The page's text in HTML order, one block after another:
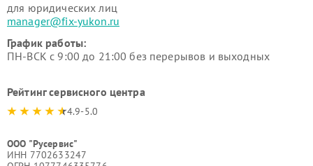
для юридических лиц
manager@fix-yukon.ru
График работы:
ПН-ВСК с 9:00 до 21:00 без перерывов и выходных
Рейтинг сервисного центра
4.9-5.0
ООО "Русервис"
ИНН 7702633247